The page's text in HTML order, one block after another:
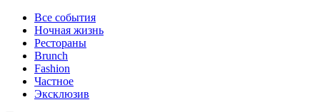
Все события
Ночная жизнь
Рестораны
Brunch
Fashion
Частное
Эксклюзив